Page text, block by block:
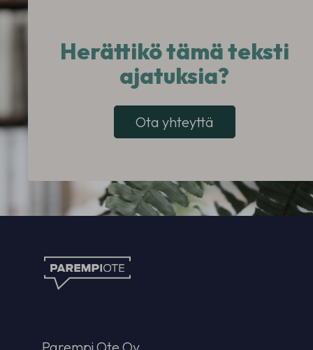
Herättikö tämä teksti
ajatuksia?
Ota yhteyttä